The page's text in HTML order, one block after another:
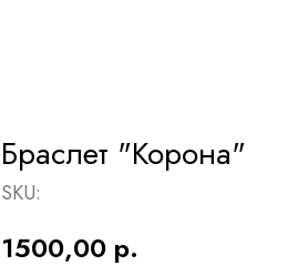
Браслет "Корона"
SKU:
1500,00 р.